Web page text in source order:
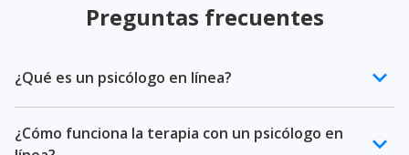
Preguntas frecuentes
¿Qué es un psicólogo en línea? keyboard_arrow_down
mental certificado que ofrece terapia psicológica a
¿Cómo funciona la terapia con un psicólogo en
keyboard_arrow_down